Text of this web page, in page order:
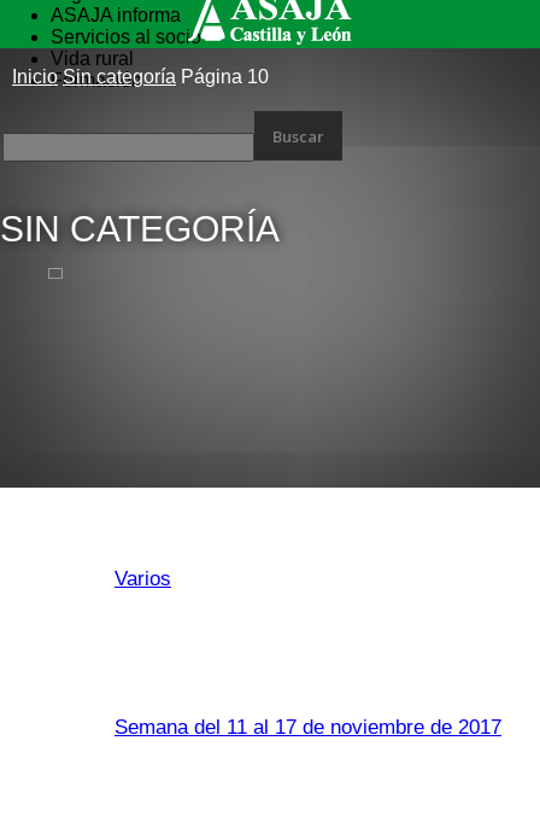
ASAJA informa
Servicios al socio
Vida rural
Formación
Inicio Sin categoría Página 10
SIN CATEGORÍA
Varios
Semana del 11 al 17 de noviembre de 2017